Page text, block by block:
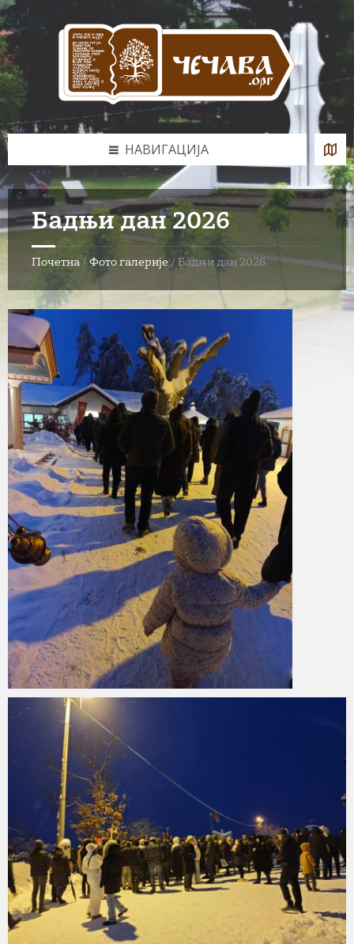
Skip
to
content
Skip
to
left
sidebar
Skip
to
footer
НАВИГАЦИЈА
Бадњи дан 2026
Почетна /Фото галерије / Бадњи дан 2026